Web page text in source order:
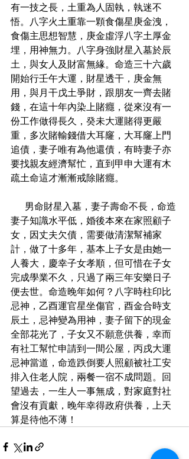
有一技之長，土重為人固執，執迷不
悟。八字火土重靠一顆食傷星庚金洩，
食傷主思想智慧，庚金虛浮八字土厚金
埋，用神無力。八字身強財星入墓於辰
土，與女人及財富無緣。命造三十六歲
開始行壬午大運，財星透干，庚金無
用，與月干戊土爭財，跟朋友一齊去賭
錢，在這十年內染上賭癮，從來沒有一
份工作做得長久，癸未大運賭得更嚴
重，多次賭輸錢借大耳窿，大耳窿上門
追債，妻子唯有為他還債，有時妻子亦
要找親友經濟幫忙，直到甲申大運有木
疏土命這才漸漸戒除賭癮。
妻子知識水平低，婚後本來在家照顧子
女，因丈夫欠債，需要做清潔幫補家
計，做了十多年，基本上子女是由她一
人養大，慶幸子女孝順，但可惜在子女
完成學業不久，只過了兩三年安樂日子
便去世。命造晚年如何？八字時柱印比
忌神，乙酉運官星坐傷官，酉金合時支
辰土，忌神變為用神，妻子留下的現金
全部花光了，子女又不願意供養，幸而
有社工幫忙申請到一間公屋，丙戌大運
忌神當道，命造跌倒要人照顧被社工安
排入住老人院，兩餐一宿不成問題。回
望過去，一生人一事無成，對家庭對社
會沒有貢獻，晚年幸得政府供養，上天
算是待他不薄！